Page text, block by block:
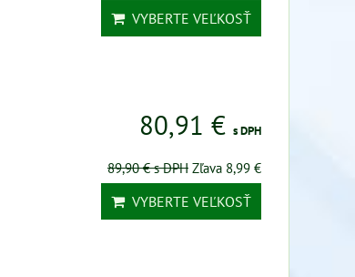
VYBERTE VEĽKOSŤ
80,91 € s DPH
89,90 €s DPH Zľava 8,99 €
VYBERTE VEĽKOSŤ